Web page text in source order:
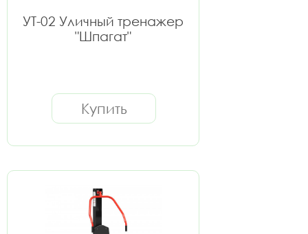
УТ-02 Уличный тренажер
"Шпагат"
Купить